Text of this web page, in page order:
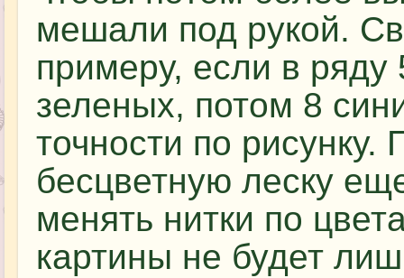
мешали под рукой.
примеру, если в ряду
зеленых, потом 8
точности по рисунку.
бесцветную леску
менять нитки по
картины не будет